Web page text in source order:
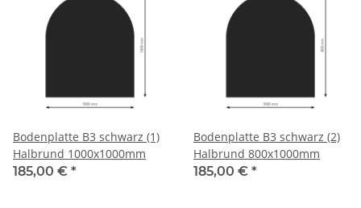
Bodenplatte B3 schwarz (1)
Halbrund 1000x1000mm
185,00 € *
Bodenplatte B3 schwarz (2)
Halbrund 800x1000mm
185,00 € *